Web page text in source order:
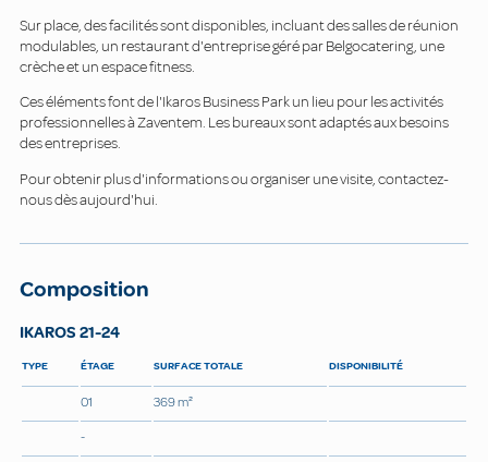
Sur place, des facilités sont disponibles, incluant des salles de réunion
modulables, un restaurant d'entreprise géré par Belgocatering, une
crèche et un espace fitness.
Ces éléments font de l'Ikaros Business Park un lieu pour les activités
professionnelles à Zaventem. Les bureaux sont adaptés aux besoins
des entreprises.
Pour obtenir plus d'informations ou organiser une visite, contactez-
nous dès aujourd'hui.
Composition
IKAROS 21-24
TYPE ÉTAGE SURFACE TOTALE DISPONIBILITÉ
01
369 m²
-